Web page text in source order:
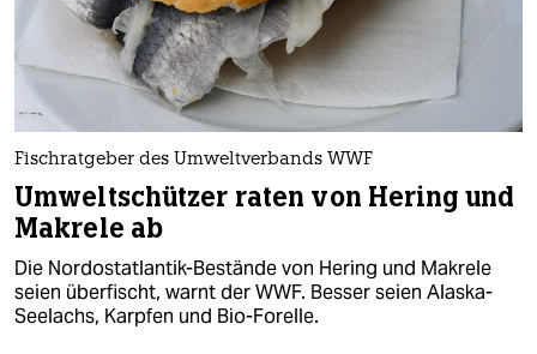
Fischratgeber des Umweltverbands WWF
Umweltschützer raten von Hering und
Makrele ab
Die Nordostatlantik-Bestände von Hering und Makrele
seien überfischt, warnt der WWF. Besser seien Alaska-
Seelachs, Karpfen und Bio-Forelle.